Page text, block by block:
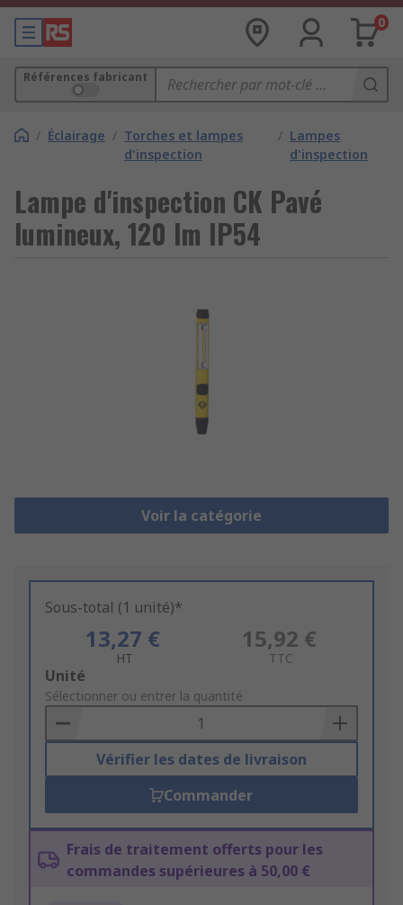
0
Références fabricant
/ Éclairage / Torches et lampes
d'inspection
/ Lampes
d'inspection
Lampe d'inspection CK Pavé
lumineux, 120 lm IP54
Voir la catégorie
Sous-total (1 unité)*
13,27 €
HT
15,92 €
TTC
Add
to
Basket
Unité
Sélectionner ou entrer la quantité
Vérifier les dates de livraison
Commander
Frais de traitement offerts pour les
commandes supérieures à 50,00 €